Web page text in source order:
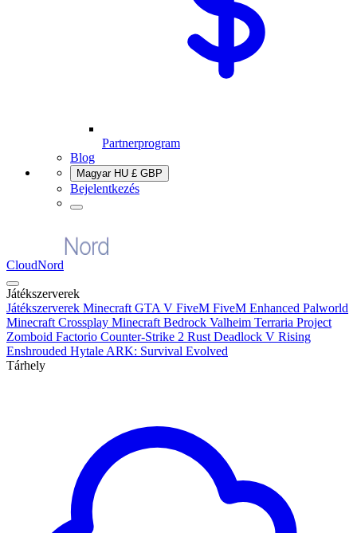
Partnerprogram
Blog
Magyar HU £ GBP
Bejelentkezés
CloudNord
Játékszerverek
Játékszerverek Minecraft GTA V FiveM FiveM Enhanced Palworld
Minecraft Crossplay Minecraft Bedrock Valheim Terraria Project
Zomboid Factorio Counter-Strike 2 Rust Deadlock V Rising
Enshrouded Hytale ARK: Survival Evolved
Tárhely